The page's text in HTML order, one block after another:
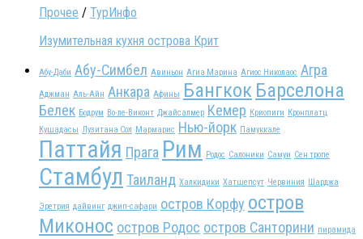
Прочее / ТурИнфо
Изумительная кухня острова Крит
Абу-Даби Абу-Симбел Авиньон Агиа Марина Агиос Николаос Агра
Аджман Аль-Айн Анкара Афины Бангкок Барселона
Белек Бодрум Во-ле-Виконт Джайсалмер Кемер Криопиги Кронплатц
Кушадасы Лузитана Сол Мармарис Нью-йорк Памуккале
Паттайя Прага Рим Родос Салоники Самуи Сен тропе
Стамбул Таиланд Халкидики Хатшепсут Червиния Шарджа
Эретрия дайвинг джип-сафари остров Корфу остров
Миконос остров Родос остров Санторини пирамида